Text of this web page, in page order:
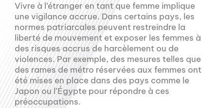
Vivre à l’étranger en tant que femme implique
une vigilance accrue. Dans certains pays, les
normes patriarcales peuvent restreindre la
liberté de mouvement et exposer les femmes à
des risques accrus de harcèlement ou de
violences. Par exemple, des mesures telles que
des rames de métro réservées aux femmes ont
été mises en place dans des pays comme le
Japon ou l’Égypte pour répondre à ces
préoccupations.